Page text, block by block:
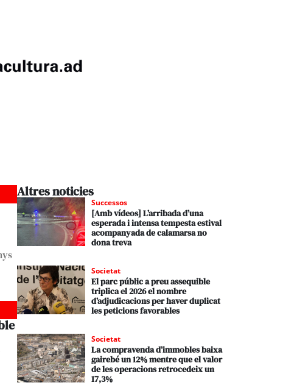
Altres noticies
Successos
[Amb vídeos] L’arribada d’una
esperada i intensa tempesta estival
acompanyada de calamarsa no
dona treva
Societat
El parc públic a preu assequible
triplica el 2026 el nombre
d’adjudicacions per haver duplicat
les peticions favorables
Societat
La compravenda d’immobles baixa
gairebé un 12% mentre que el valor
de les operacions retrocedeix un
17,3%